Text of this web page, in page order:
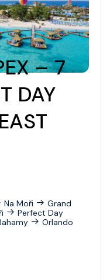
– 7
DAY
Na Moři
Grand
Perfect Day
Orlando